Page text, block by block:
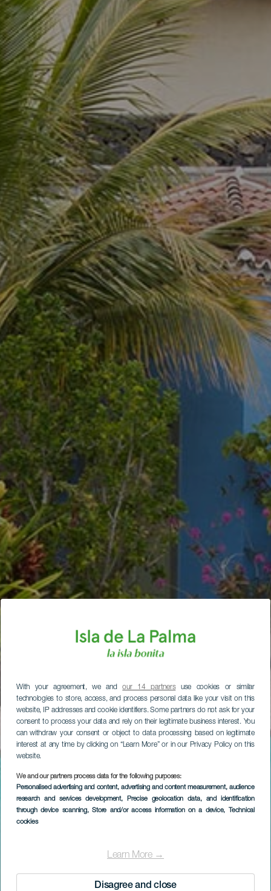
With your agreement, we andour 14 partnersuse cookies or similar
technologies to store, access, and process personal data like your visit on this
website, IP addresses and cookie identifiers. Some partners do not ask for your
consent to process your data and rely on their legitimate business interest. You
can withdraw your consent or object to data processing based on legitimate
interest at any time by clicking on “Learn More” or in our Privacy Policy on this
website.
We and our partners process data for the following purposes:
Personalised advertising and content, advertising and content measurement, audience
research and services development, Precise geolocation data, and identification
through device scanning, Store and/or access information on a device, Technical
cookies
Learn More →
Disagree and close